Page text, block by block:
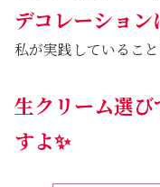
デコレーショ
私が実践しているこ
生クリーム選
すよ✨